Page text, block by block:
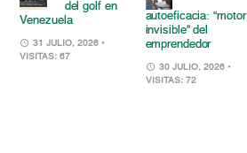
del golf en
Venezuela
31 JULIO, 2026 •
VISITAS: 67
autoeficacia: “motor
invisible” del
emprendedor
30 JULIO, 2026 •
VISITAS: 72